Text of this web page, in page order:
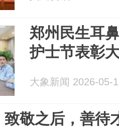
郑州民生耳
护士节表彰
大象新闻 2026-05-
敬之后，善待